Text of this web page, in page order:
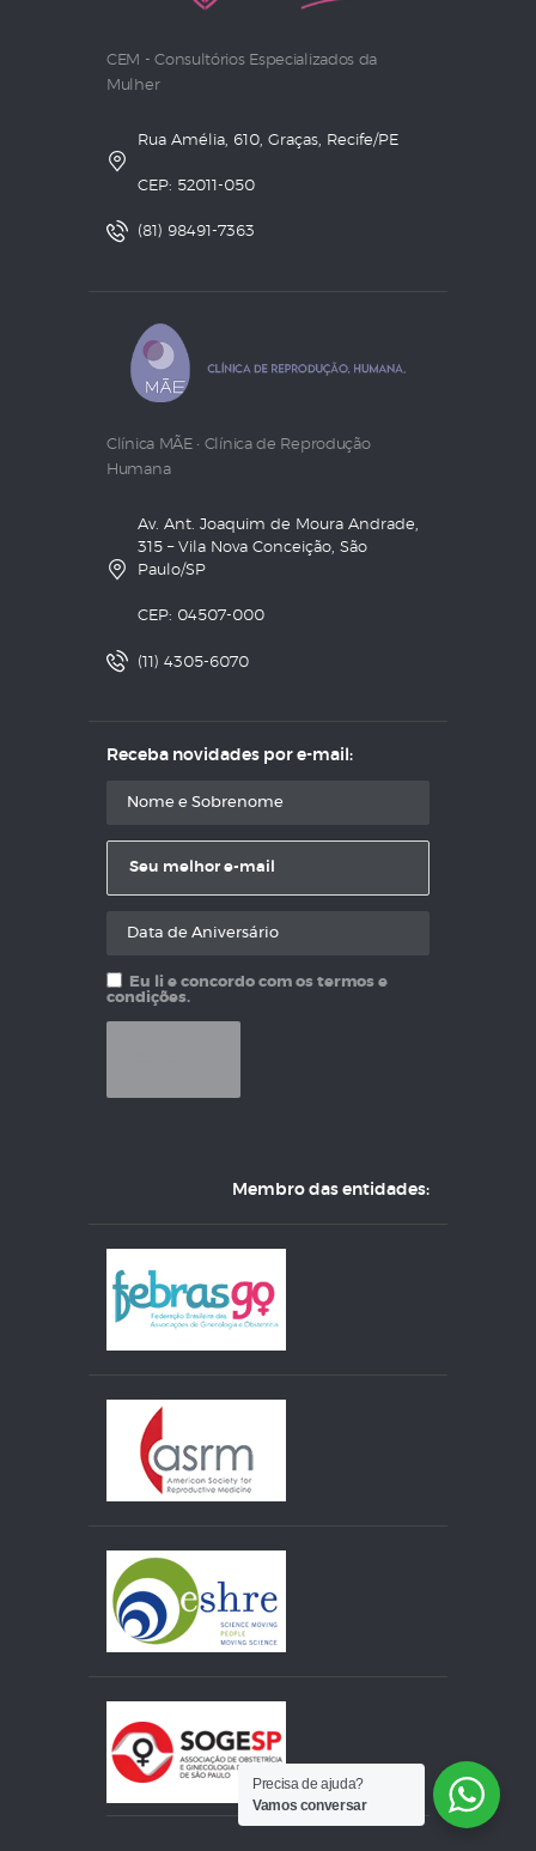
CEM - Consultórios Especializados da
Mulher
Rua Amélia, 610, Graças, Recife/PE
CEP: 52011-050
(81) 98491-7363
Clínica MÃE • Clínica de Reprodução
Humana
Av. Ant. Joaquim de Moura Andrade,
315 – Vila Nova Conceição, São
Paulo/SP
CEP: 04507-000
(11) 4305-6070
Receba novidades por e-mail:
Eu li e concordo com os termos e
condições.
Membro das entidades:
Precisa de ajuda?
Vamos conversar